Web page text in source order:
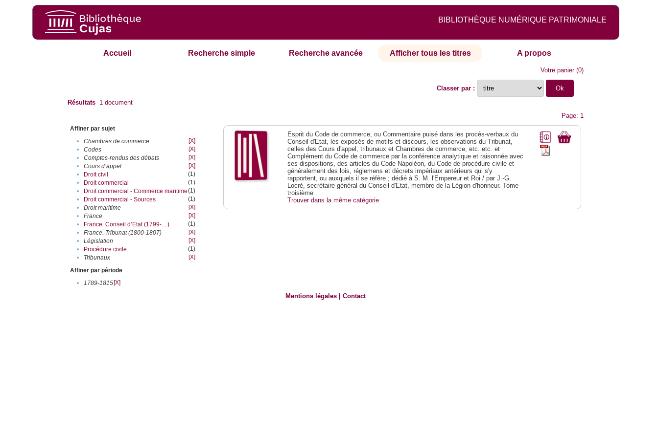
BIBLIOTHÈQUE NUMÉRIQUE PATRIMONIALE
Accueil Recherche simple Recherche avancée Afficher tous les titres A propos
Votre panier(0)
Classer par :
Résultats 1 document
Page: 1
Affiner par sujet
•
Chambres de commerce
[X]
•
Codes
[X]
•
Comptes-rendus des débats
[X]
•
Cours d’appel
[X]
•
Droit civil
(1)
•
Droit commercial
(1)
•
Droit commercial - Commerce maritime(1)
•
Droit commercial - Sources
(1)
•
Droit maritime
[X]
•
France
[X]
•
France. Conseil d’Etat (1799-....)
(1)
•
France. Tribunat (1800-1807)
[X]
•
Législation
[X]
•
Procédure civile
(1)
•
Tribunaux
[X]
Affiner par période
•
1789-1815[X]
Esprit du Code de commerce, ou Commentaire puisé dans les procès-verbaux du
Conseil d'Etat, les exposés de motifs et discours, les observations du Tribunat,
celles des Cours d'appel, tribunaux et Chambres de commerce, etc. etc. et
Complément du Code de commerce par la conférence analytique et raisonnée avec
ses dispositions, des articles du Code Napoléon, du Code de procédure civile et
généralement des lois, réglemens et décrets impériaux antérieurs qui s'y
rapportent, ou auxquels il se réfère ; dédié à S. M. l'Empereur et Roi / par J.-G.
Locré, secrétaire général du Conseil d'Etat, membre de la Légion d'honneur. Tome
troisième
Trouver dans la même catégorie
Mentions légales |Contact